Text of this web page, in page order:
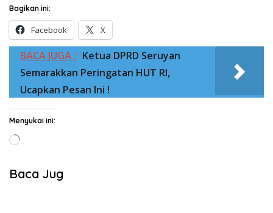
Bagikan ini:
Facebook X
BACA JUGA : Ketua DPRD Seruyan
Semarakkan Peringatan HUT RI,
Ucapkan Pesan Ini !
Menyukai ini:
Memuat...
Baca Jug